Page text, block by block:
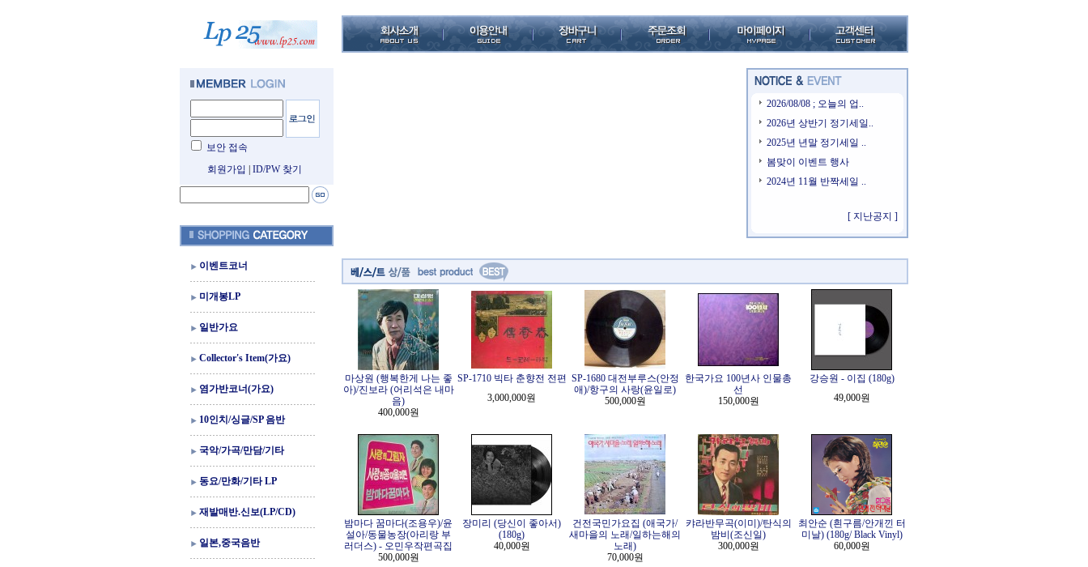
보안 접속
회원가입
ID/PW 찾기
이벤트코너
미개봉LP
일반가요
Collector's Item(가요)
염가반코너(가요)
10인치/싱글/SP 음반
국악/가곡/만담/기타
동요/만화/기타 LP
재발매반.신보(LP/CD)
일본,중국음반
2026/08/08 ; 오늘의 업..
2026년 상반기 정기세일..
2025년 년말 정기세일 ..
봄맞이 이벤트 행사
2024년 11월 반짝세일 ..
[ 지난공지 ]
마상원 (행복한게 나는 좋
아)/진보라 (어리석은 내마
음)
400,000원
SP-1710 빅타 춘향전 전편
3,000,000원
SP-1680 대전부루스(안정
애)/항구의 사랑(윤일로)
500,000원
한국가요 100년사 인물총
선
150,000원
강승원 - 이집 (180g)
49,000원
밤마다 꿈마다(조용우)/윤
설아/동물농장(아리랑 부
러더스) - 오민우작편곡집
500,000원
장미리 (당신이 좋아서)
(180g)
40,000원
건전국민가요집 (애국가/
새마을의 노래/일하는해의
노래)
70,000원
캬라반무곡(이미)/탄식의
밤비(조신일)
300,000원
최안순 (흰구름/안개낀 터
미날) (180g/ Black Vinyl)
60,000원